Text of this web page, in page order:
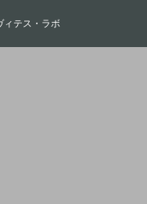
ィテス・ラボ